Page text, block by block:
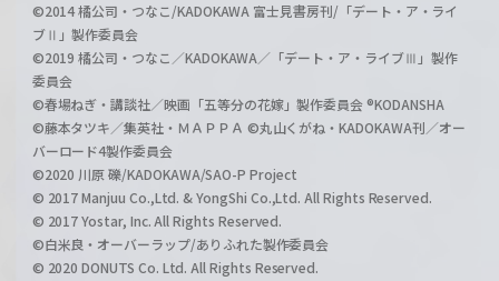
©2014 橘公司・つなこ/KADOKAWA 富士見書房刊/「デート・ア・ライ
ブⅡ」製作委員会
©2019 橘公司・つなこ／KADOKAWA／「デート・ア・ライブⅢ」製作
委員会
©春場ねぎ・講談社／映画「五等分の花嫁」製作委員会 ®KODANSHA
©藤本タツキ／集英社・ＭＡＰＰＡ ©丸山くがね・KADOKAWA刊／オー
バーロード4製作委員会
©2020 川原 礫/KADOKAWA/SAO-P Project
© 2017 Manjuu Co.,Ltd. & YongShi Co.,Ltd. All Rights Reserved.
© 2017 Yostar, Inc. All Rights Reserved.
©白米良・オーバーラップ/ありふれた製作委員会
© 2020 DONUTS Co. Ltd. All Rights Reserved.